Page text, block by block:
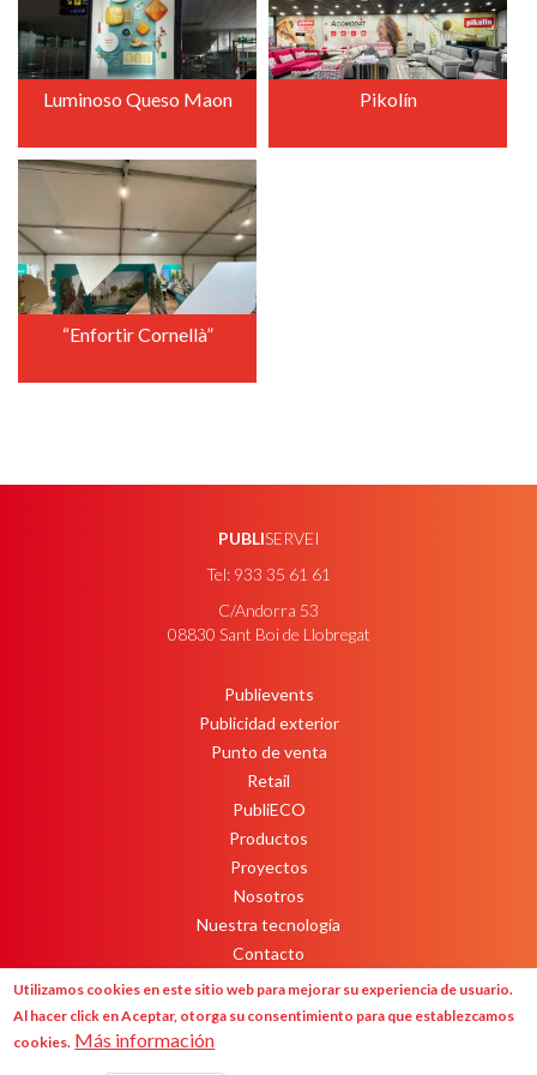
Luminoso Queso Maon
+
Pikolín
“Enfortir Cornellà”
PUBLISERVEI
Tel: 933 35 61 61
C/Andorra 53
08830 Sant Boi de Llobregat
Publievents
Publicidad exterior
Punto de venta
Retail
PubliECO
Productos
Proyectos
Nosotros
Nuestra tecnología
Contacto
Newsletter
Utilizamos cookies en este sitio web para mejorar su experiencia de usuario.
Al hacer click en Aceptar, otorga su consentimiento para que establezcamos
cookies. Más información